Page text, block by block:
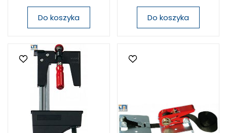
Do koszyka Do koszyka